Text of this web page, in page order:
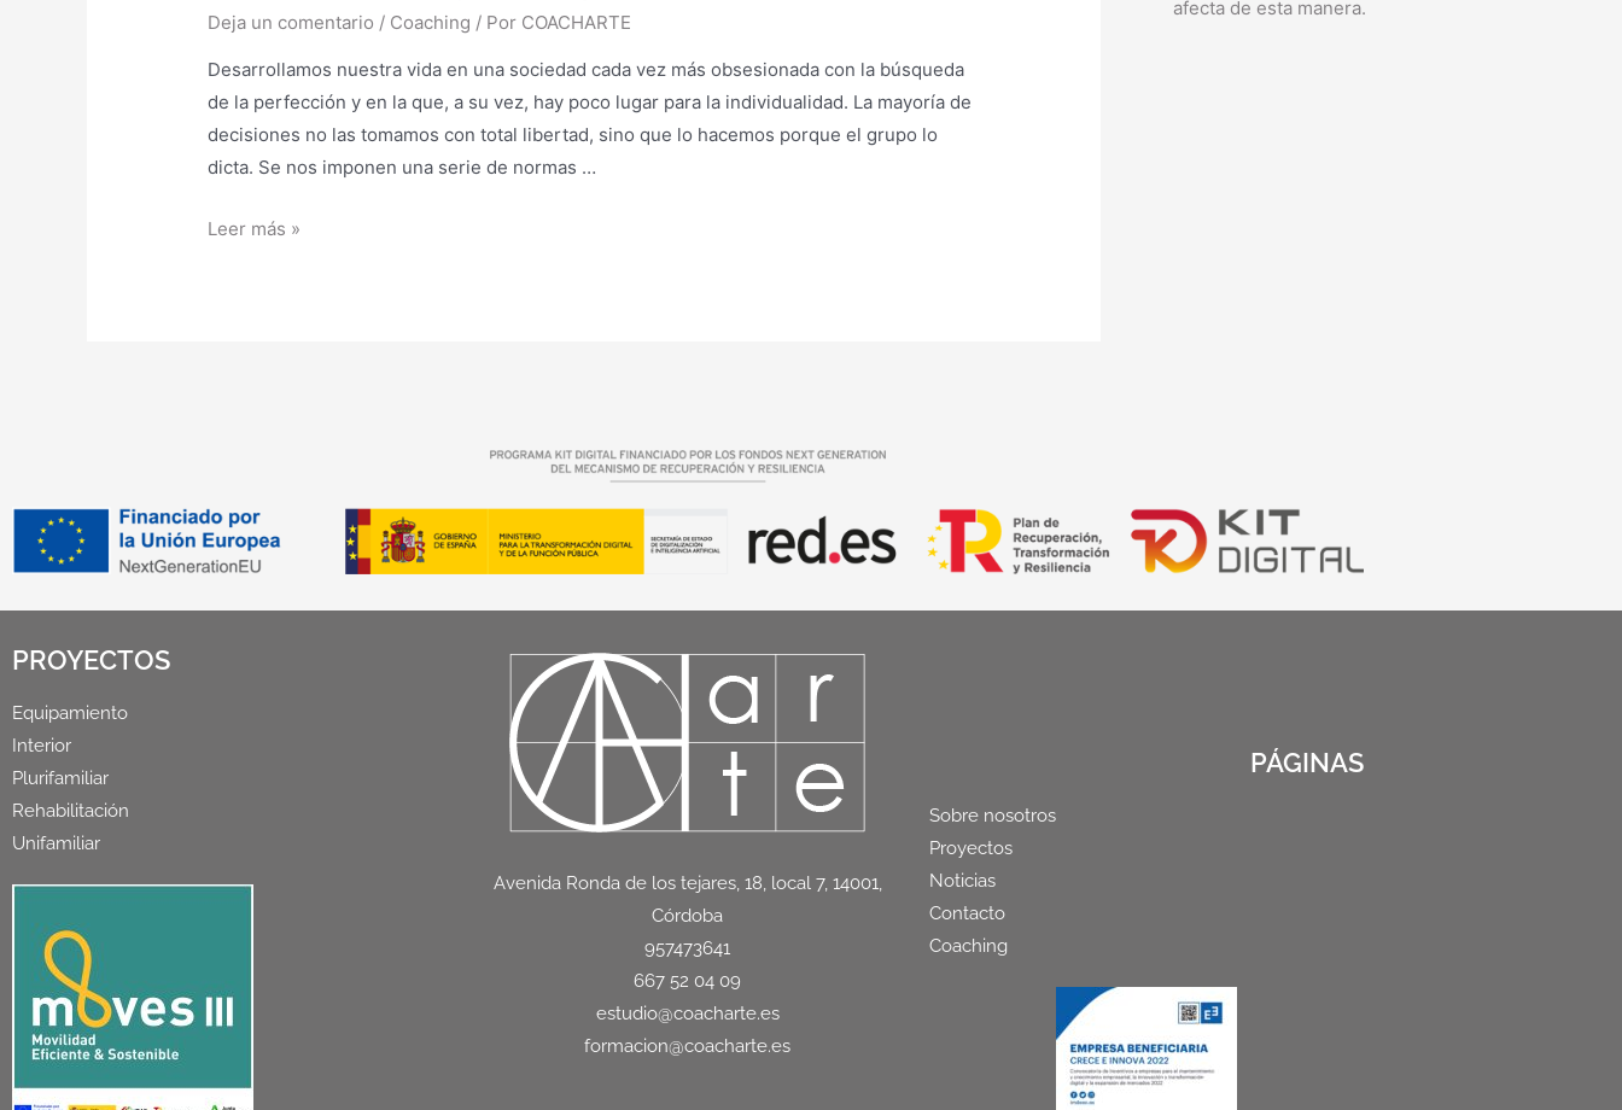
Deja un comentario / Coaching / Por COACHARTE
Desarrollamos nuestra vida en una sociedad cada vez más obsesionada con la búsqueda
de la perfección y en la que, a su vez, hay poco lugar para la individualidad. La mayoría de
decisiones no las tomamos con total libertad, sino que lo hacemos porque el grupo lo
dicta. Se nos imponen una serie de normas …
Leer más »
afecta de esta manera.
PROYECTOS
Equipamiento
Interior
Plurifamiliar
Rehabilitación
Unifamiliar
Avenida Ronda de los tejares, 18, local 7, 14001,
Córdoba
957473641
667 52 04 09
estudio@coacharte.es
formacion@coacharte.es
PÁGINAS
Sobre nosotros
Proyectos
Noticias
Contacto
Coaching